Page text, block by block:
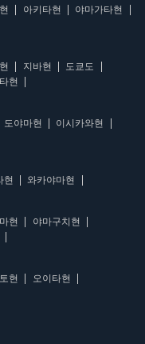
아키타현
야마가타현
지바현
도쿄도
현
도야마현
이시카와현
현 와카야마현
현
야마구치현
현
오이타현